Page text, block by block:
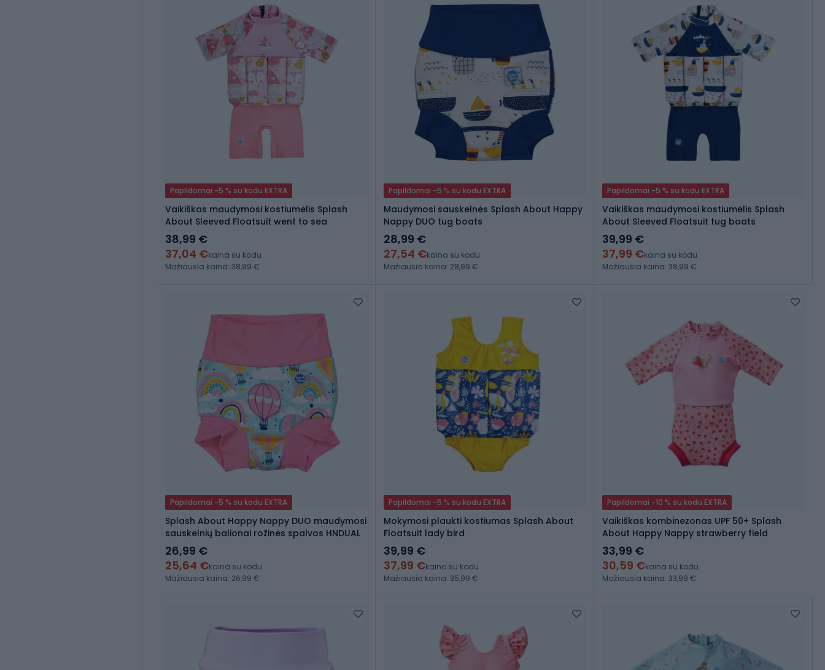
Papildomai -5 % su kodu EXTRA
Vaikiškas maudymosi kostiumėlis Splash
About Sleeved Floatsuit went to sea
38,99 €
37,04 €kaina su kodu
Mažiausia kaina: 38,99 €
Papildomai -5 % su kodu EXTRA
Maudymosi sauskelnės Splash About Happy
Nappy DUO tug boats
28,99 €
27,54 €kaina su kodu
Mažiausia kaina: 28,99 €
Papildomai -5 % su kodu EXTRA
Vaikiškas maudymosi kostiumėlis Splash
About Sleeved Floatsuit tug boats
39,99 €
37,99 €kaina su kodu
Mažiausia kaina: 38,99 €
Papildomai -5 % su kodu EXTRA
Splash About Happy Nappy DUO maudymosi
sauskelnių balionai rožinės spalvos HNDUAL
26,99 €
25,64 €kaina su kodu
Mažiausia kaina: 26,99 €
Papildomai -5 % su kodu EXTRA
Mokymosi plaukti kostiumas Splash About
Floatsuit lady bird
39,99 €
37,99 €kaina su kodu
Mažiausia kaina: 35,99 €
Papildomai -10 % su kodu EXTRA
Vaikiškas kombinezonas UPF 50+ Splash
About Happy Nappy strawberry field
33,99 €
30,59 €kaina su kodu
Mažiausia kaina: 33,99 €